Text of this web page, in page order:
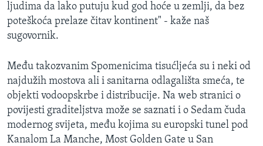
ljudima da lako putuju kud god hoće u zemlji, da bez
poteškoća prelaze čitav kontinent" - kaže naš
sugovornik.
Među takozvanim Spomenicima tisućljeća su i neki od
najdužih mostova ali i sanitarna odlagališta smeća, te
objekti vodoopskrbe i distribucije. Na web stranici o
povijesti graditeljstva može se saznati i o Sedam čuda
modernog svijeta, među kojima su europski tunel pod
Kanalom La Manche, Most Golden Gate u San